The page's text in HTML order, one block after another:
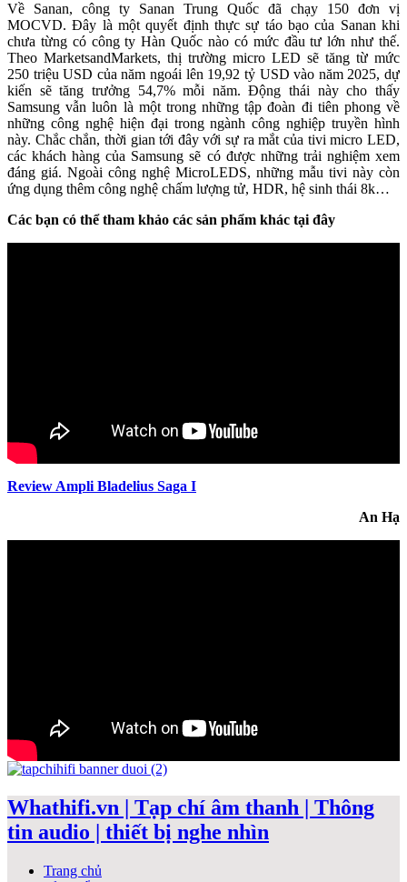
Về Sanan, công ty Sanan Trung Quốc đã chạy 150 đơn vị
MOCVD. Đây là một quyết định thực sự táo bạo của Sanan khi
chưa từng có công ty Hàn Quốc nào có mức đầu tư lớn như thế.
Theo MarketsandMarkets, thị trường micro LED sẽ tăng từ mức
250 triệu USD của năm ngoái lên 19,92 tỷ USD vào năm 2025, dự
kiến sẽ tăng trưởng 54,7% mỗi năm. Động thái này cho thấy
Samsung vẫn luôn là một trong những tập đoàn đi tiên phong về
những công nghệ hiện đại trong ngành công nghiệp truyền hình
này. Chắc chắn, thời gian tới đây với sự ra mắt của tivi micro LED,
các khách hàng của Samsung sẽ có được những trải nghiệm xem
đáng giá. Ngoài công nghệ MicroLEDS, những mẫu tivi này còn
ứng dụng thêm công nghệ chấm lượng tử, HDR, hệ sinh thái 8k…
Các bạn có thể tham khảo các sản phẩm khác tại đây
Review Ampli Bladelius Saga I
An Hạ
Whathifi.vn | Tạp chí âm thanh | Thông
tin audio | thiết bị nghe nhìn
Trang chủ